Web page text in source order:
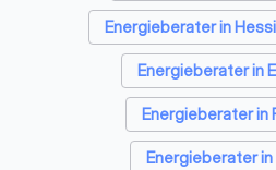
Energieberater in
Energieberater in
Energieberater in
Energieberater